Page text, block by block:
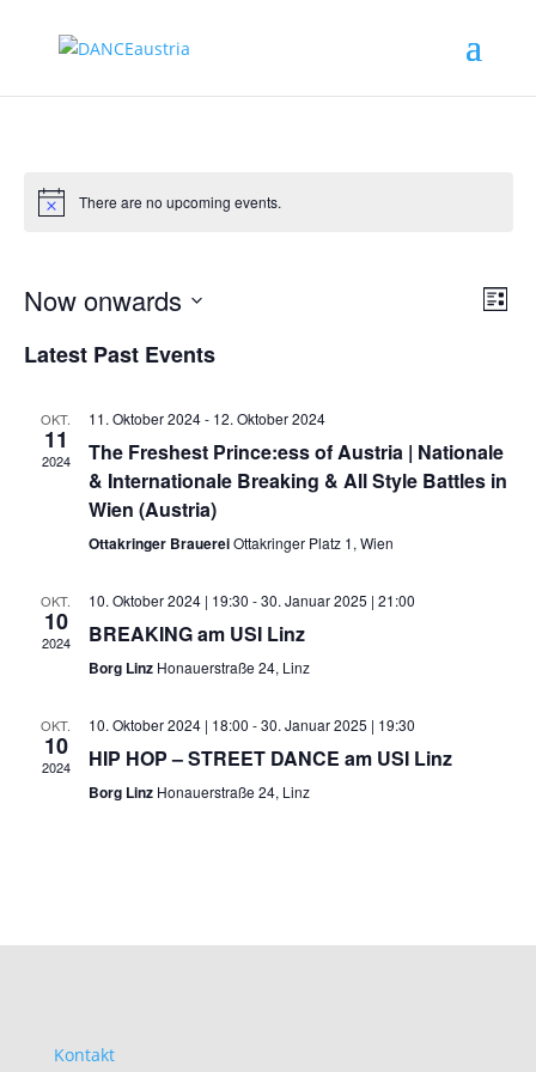
There are no upcoming events.
Search
Liste
Now onwards
date.
Latest Past Events
OKT.
11
2024
11. Oktober 2024- 12. Oktober 2024
The Freshest Prince:ess of Austria | Nationale
& Internationale Breaking & All Style Battles in
Wien (Austria)
Ottakringer BrauereiOttakringer Platz 1, Wien
OKT.
10
2024
10. Oktober 2024 | 19:30 -30. Januar 2025 | 21:00
BREAKING am USI Linz
Borg Linz Honauerstraße 24, Linz
OKT.
10
2024
10. Oktober 2024 | 18:00 -30. Januar 2025 | 19:30
HIP HOP – STREET DANCE am USI Linz
Borg Linz Honauerstraße 24, Linz
Kontakt